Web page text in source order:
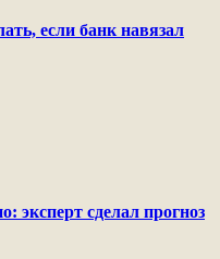
если банк навязал
эксперт сделал прогноз